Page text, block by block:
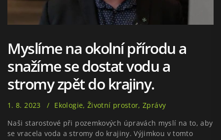
Myslíme na okolní přírodu a
snažíme se dostat vodu a
stromy zpět do krajiny.
1. 8. 2023 Ekologie, Životní prostor,Zprávy
Naši starostové při pozemkových úpravách myslí na to, aby
se vracela voda a stromy do krajiny. Výjimkou v tomto